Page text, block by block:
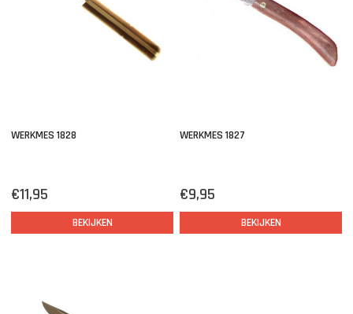
WERKMES 1828
€11,95
BEKIJKEN
WERKMES 1827
€9,95
BEKIJKEN